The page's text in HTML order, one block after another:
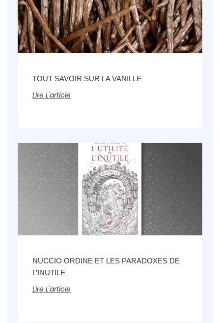
TOUT SAVOIR SUR LA VANILLE
Lire L'article
NUCCIO ORDINE ET LES PARADOXES DE
L’INUTILE
Lire L'article